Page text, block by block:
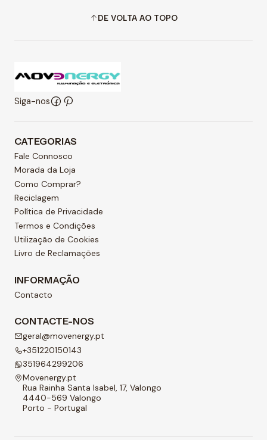
DE VOLTA AO TOPO
Siga-nos
CATEGORIAS
Fale Connosco
Morada da Loja
Como Comprar?
Reciclagem
Política de Privacidade
Termos e Condições
Utilização de Cookies
Livro de Reclamações
INFORMAÇÃO
Contacto
CONTACTE-NOS
geral@movenergy.pt
+351220150143
351964299206
Movenergy.pt
Rua Rainha Santa Isabel, 17, Valongo
4440-569 Valongo
Porto - Portugal